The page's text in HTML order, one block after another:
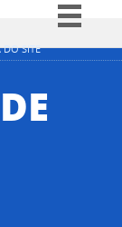
DO SITE